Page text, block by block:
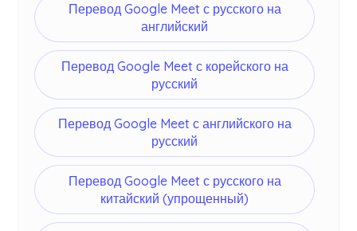
Перевод Google Meet с русского на
английский
Перевод Google Meet с корейского на
русский
Перевод Google Meet с английского на
русский
Перевод Google Meet с русского на
китайский (упрощенный)